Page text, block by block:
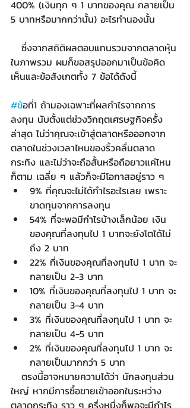
400% (เงินทุก ๆ 1 บาทของคุณ กลายเป็น
5 บาทหรือมากกว่านั้น) อะไรทำนองนั้น
ในภาพรวม ผมก็ขอสรุปออกมาเป็นข้อคิด
เห็นและข้อสังเกตทั้ง 7 ข้อได้ดังนี้
#ข้อที่1 ถ้ามองเฉพาะที่ผลกำไรจากการ
ลงทุน นับตั้งแต่ช่วงวิกฤตเศรษฐกิจครั้ง
ล่าสุด ไม่ว่าคุณจะเข้าสู่ตลาดหรือออกจาก
ตลาดในช่วงเวลาไหนของริ้วคลื่นตลาด
กระทิง และไม่ว่าจะถือสั้นหรือถือยาวแค่ไหน
ก็ตาม เฉลี่ย ๆ แล้วก็จะมีโอกาสอยู่ราว ๆ
9% ที่คุณจะไม่ได้กำไรอะไรเลย เพราะ
ขาดทุนจากการลงทุน
54% ที่จะพอมีกำไรบ้างเล็กน้อย เงิน
ของคุณที่ลงทุนไป 1 บาทจะยังโตได้ไม่
ถึง 2 บาท
22% ที่เงินของคุณที่ลงทุนไป 1 บาท จะ
กลายเป็น 2-3 บาท
10% ที่เงินของคุณที่ลงทุนไป 1 บาท จะ
กลายเป็น 3-4 บาท
3% ที่เงินของคุณที่ลงทุนไป 1 บาท จะ
กลายเป็น 4-5 บาท
2% ที่เงินของคุณที่ลงทุนไป 1 บาท จะ
กลายเป็นมากกว่า 5 บาท
ใหญ่ หากมีการซื้อขายเข้าออกในระหว่าง
ตลาดกระทิง ราว ๆ ครึ่งหนึ่งก็พอจะมีกำไร